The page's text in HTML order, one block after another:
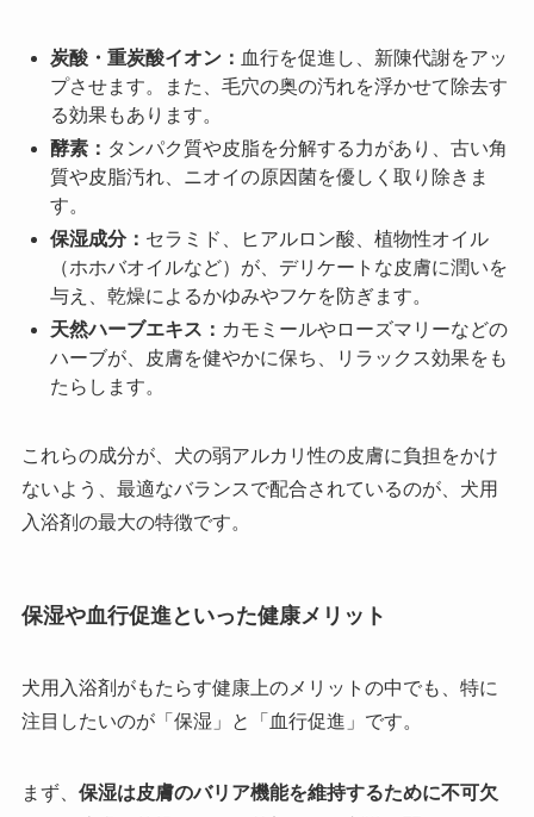
炭酸・重炭酸イオン： 血行を促進し、新陳代謝をアッ
プさせます。また、毛穴の奥の汚れを浮かせて除去す
る効果もあります。
酵素： タンパク質や皮脂を分解する力があり、古い角
質や皮脂汚れ、ニオイの原因菌を優しく取り除きま
す。
保湿成分： セラミド、ヒアルロン酸、植物性オイル
（ホホバオイルなど）が、デリケートな皮膚に潤いを
与え、乾燥によるかゆみやフケを防ぎます。
天然ハーブエキス： カモミールやローズマリーなどの
ハーブが、皮膚を健やかに保ち、リラックス効果をも
たらします。
これらの成分が、犬の弱アルカリ性の皮膚に負担をかけ
ないよう、最適なバランスで配合されているのが、犬用
入浴剤の最大の特徴です。
保湿や血行促進といった健康メリット
犬用入浴剤がもたらす健康上のメリットの中でも、特に
注目したいのが「保湿」と「血行促進」です。
まず、 保湿は皮膚のバリア機能を維持するために不可欠